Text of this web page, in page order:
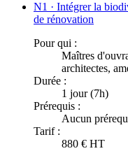
N1 · Intégrer la
de rénovation
Pour qui :
Maîtres
architectes,
Durée :
1 jour (7h)
Prérequis :
Aucun
Tarif :
880 € HT